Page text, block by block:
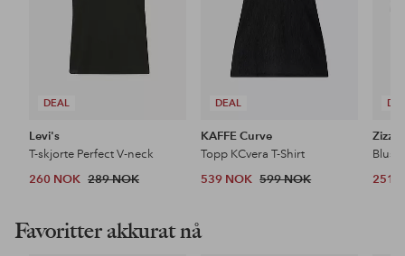
DEAL
Levi's
T-skjorte Perfect V-neck
260 NOK 289 NOK
DEAL
KAFFE Curve
Topp KCvera T-Shirt
539 NOK 599 NOK
Zizzi
251
Favoritter akkurat nå